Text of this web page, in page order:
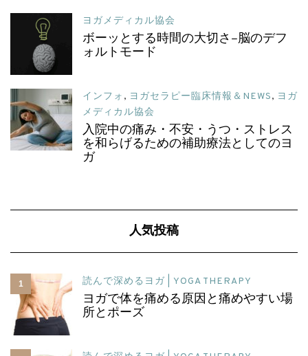
ヨガメディカル協会
ボーッとする時間の大切さ–脳のデフ
ォルトモード
インフォ , ヨガセラピー臨床情報＆NEWS, ヨガ
メディカル協会
入院中の痛み・不安・うつ・ストレス
を和らげるための補助療法としてのヨ
ガ
人気投稿
1 読んで深めるヨガ | YOGA THERAPY
ヨガで体を痛める原因と痛めやすい場
所とポーズ